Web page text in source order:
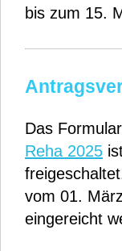
bis zum 15.
Das
Reha 2025
vom 01.
eingereicht